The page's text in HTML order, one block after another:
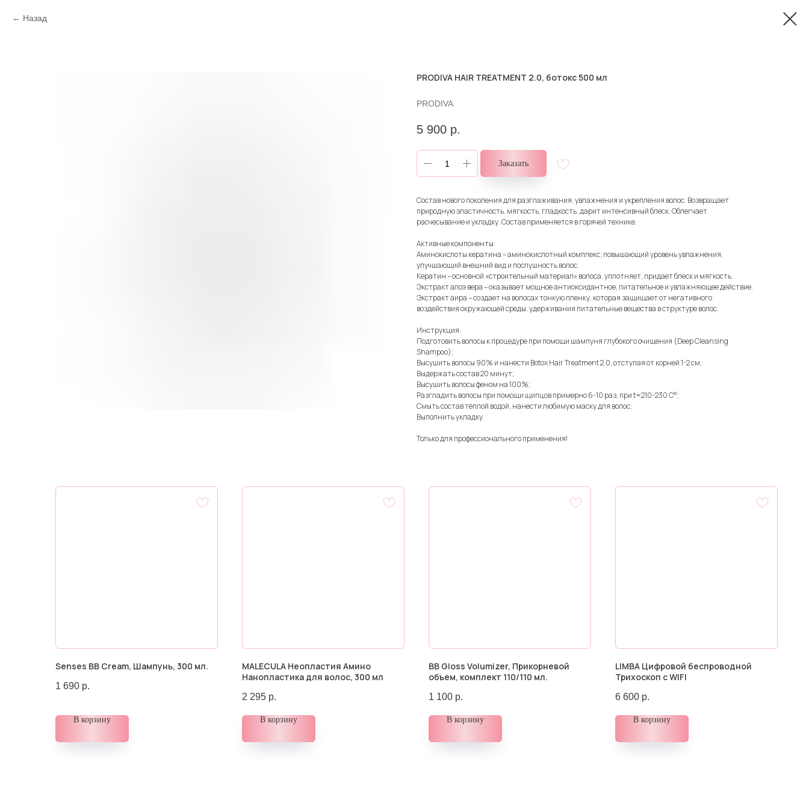
Назад
PRODIVA HAIR TREATMENT 2.0, ботокс 500 мл
PRODIVA
5 900 р.
Заказать
Состав нового поколения для разглаживания, увлажнения и укрепления волос. Возвращает
природную эластичность, мягкость, гладкость, дарит интенсивный блеск. Облегчает
расчесывание и укладку. Состав применяется в горячей технике.
Активные компоненты:
Аминокислоты кератина – аминокислотный комплекс, повышающий уровень увлажнения,
улучшающий внешний вид и послушность волос.
Кератин – основной «строительный материал» волоса, уплотняет, придает блеск и мягкость.
Экстракт алоэ вера – оказывает мощное антиоксидантное, питательное и увлажняющее действие.
Экстракт аира – создает на волосах тонкую пленку, которая защищает от негативного
воздействия окружающей среды, удерживания питательные вещества в структуре волос.
Инструкция:
Подготовить волосы к процедуре при помощи шампуня глубокого очищения (Deep Cleansing
Shampoo);
Высушить волосы 90% и нанести Botox Hair Treatment 2.0, отступая от корней 1-2 см;
Выдержать состав 20 минут;
Высушить волосы феном на 100%;
Разгладить волосы при помощи щипцов примерно 6-10 раз, при t=210-230 C°;
Смыть состав тёплой водой, нанести любимую маску для волос;
Выполнить укладку.
Только для профессионального применения!
Senses BB Cream, Шампунь, 300 мл.
1 690 р.
В корзину
MALECULA Неопластия Амино
Нанопластика для волос, 300 мл
2 295 р.
В корзину
BB Gloss Volumizer, Прикорневой
объем, комплект 110/110 мл.
1 100 р.
В корзину
LIMBA Цифровой беспроводной
Трихоскоп c WIFI
6 600 р.
В корзину